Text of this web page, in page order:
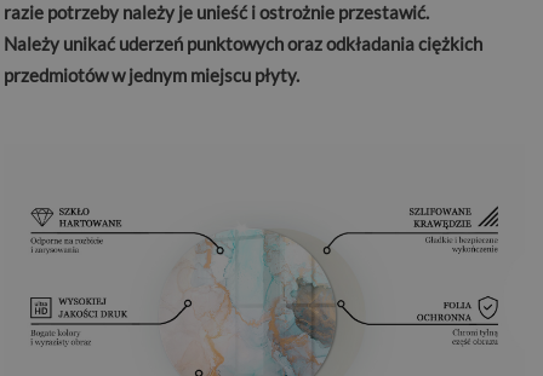
razie potrzeby należy je unieść i ostrożnie przestawić.
Należy unikać uderzeń punktowych oraz odkładania ciężkich
przedmiotów w jednym miejscu płyty.